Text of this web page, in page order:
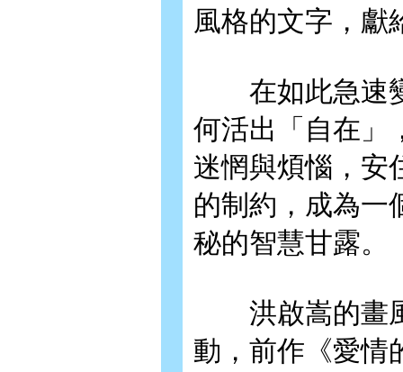
風格的文字，獻
在如此急速變
何活出「自在」
迷惘與煩惱，安
的制約，成為一
秘的智慧甘露。
洪啟嵩的畫風
動，前作《愛情